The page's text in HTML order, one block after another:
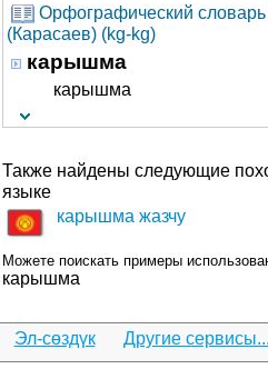
Орфографический словарь
(Карасаев) (kg-kg)
карышма
карышма
Также найдены следующие
языке
карышма жазчу
Можете поискать примеры
карышма
Эл-сөздүк Другие сервисы...